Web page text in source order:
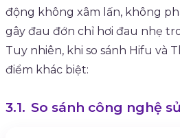
động không xâm lấn, không
gây đau đớn chỉ hơi đau nhẹ
Tuy nhiên, khi so sánh Hifu và
điểm khác biệt:
So sánh công nghệ